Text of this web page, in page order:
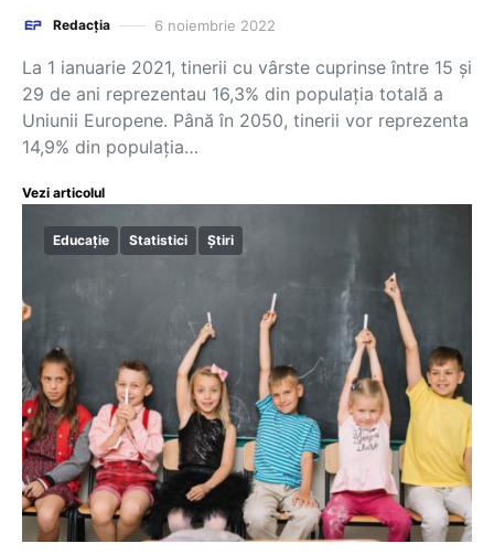
Redacția 6 noiembrie 2022
La 1 ianuarie 2021, tinerii cu vârste cuprinse între 15 și
29 de ani reprezentau 16,3% din populația totală a
Uniunii Europene. Până în 2050, tinerii vor reprezenta
14,9% din populația…
Vezi articolul
Educație Statistici Știri